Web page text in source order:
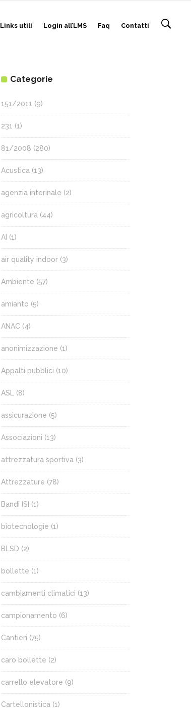
Links utili Login all’LMS Faq Contatti
Categorie
151/2011 (9)
231 (1)
81/2008 (280)
Acustica (13)
agenzia interinale (2)
agricoltura (44)
AI (1)
air quality indoor (3)
Ambiente (57)
amianto (5)
ANAC (4)
anonimizzazione (1)
Appalti pubblici (10)
ASL (8)
assicurazione (5)
Associazioni (13)
attrezzatura sportiva (3)
Attrezzature (78)
Bandi ISI (1)
biotecnologie (1)
BLSD (2)
bollette (1)
cambiamenti climatici (13)
campionamento (6)
Cantieri (75)
caro bollette (2)
carrello elevatore (9)
Cartellonistica (1)